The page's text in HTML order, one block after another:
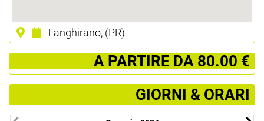
Langhirano, (PR)
­ A PARTIRE DA 80.00 €
GIORNI & ORARI